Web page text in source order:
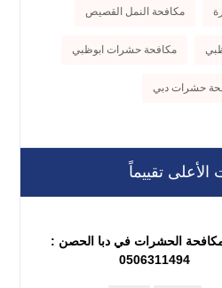
مكافحة النمل القصيص
مكافحة حشرات ابوظبي
حشرات دبي
الأعلى تقييماً
الحشرات في دبا الحصن :
0506311494